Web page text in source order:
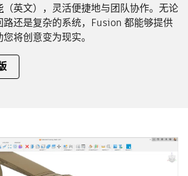
（英文），灵活便捷地与团队协作。无论
还是复杂的系统，Fusion 都能够提供
将创意变为现实。